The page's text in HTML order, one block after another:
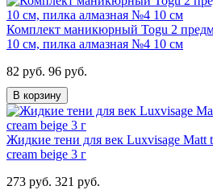
Комплект маникюрный Togu 2
10 см, пилка алмазная №4 10 см
82 руб. 96 руб.
В корзину
Жидкие тени для век Luxvisage Matt
cream beige 3 г
273 руб. 321 руб.